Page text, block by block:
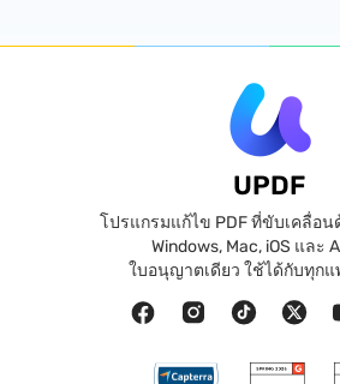
UPDF
โปรแกรมแก้ไข PDF ที่ขับเคลื่อน
Windows, Mac, iOS และ
ใบอนุญาตเดียว ใช้ได้กับทุก